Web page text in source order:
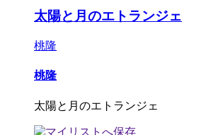
太陽と月のエトランジェ
桃隆
桃隆
太陽と月のエトランジェ